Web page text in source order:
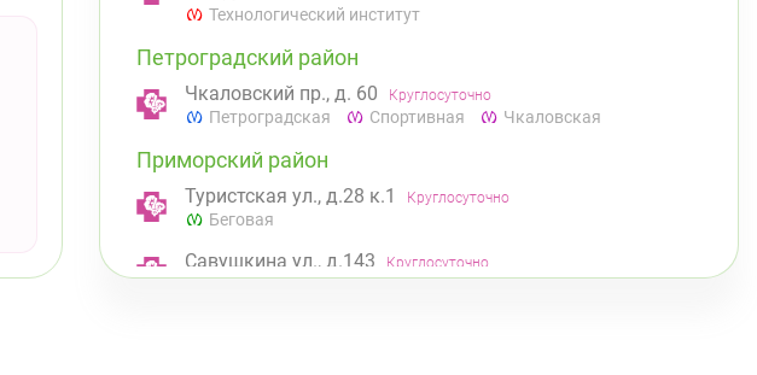
Технологический институт
Петроградский район
Чкаловский пр., д. 60 Круглосуточно
Петроградская Спортивная Чкаловская
Приморский район
Туристская ул., д.28 к.1 Круглосуточно
Беговая
Савушкина ул., д.143 Круглосуточно
Беговая